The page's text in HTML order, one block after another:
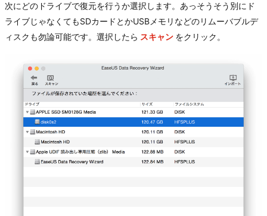
次にどのドライブで復元を行うか選択します。あっそうそう別にド
ライブじゃなくてもSDカードとかUSBメモリなどのリムーバブルデ
ィスクも勿論可能です。選択したら スキャン をクリック。